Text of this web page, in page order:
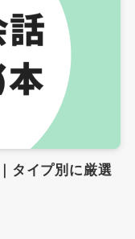
タイプ別に厳選